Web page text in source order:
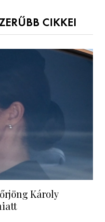
CIKKEI
Károly